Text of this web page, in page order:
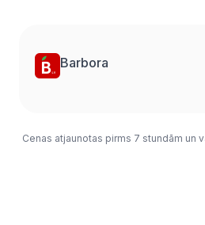
Barbora
Cenas atjaunotas pirms 7 stundām un